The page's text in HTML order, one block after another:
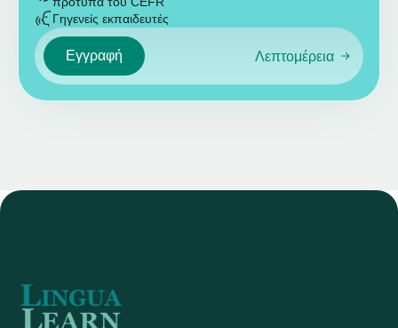
Γηγενείς εκπαιδευτές
Εγγραφή Λεπτομέρεια